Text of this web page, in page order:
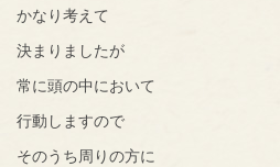
かなり考えて
決まりましたが
常に頭の中において
行動しますので
そのうち周りの方に